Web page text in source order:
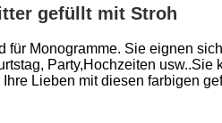
gefüllt mit Stroh
Monogramme. Sie eignen
Party,Hochzeiten usw..Sie
Lieben mit diesen farbigen